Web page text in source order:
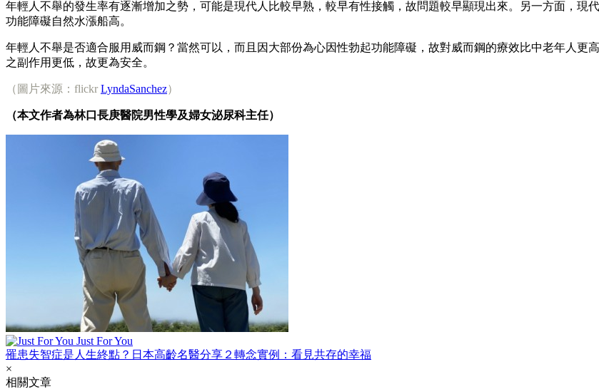
年輕人不舉的發生率有逐漸增加之勢，可能是現代人比較早熟，較早有性接觸，故問題較早顯現出來。另一方面，現
功能障礙自然水漲船高。
年輕人不舉是否適合服用威而鋼？當然可以，而且因大部份為心因性勃起功能障礙，故對威而鋼的療效比中老年人更
之副作用更低，故更為安全。
（圖片來源：flickr LyndaSanchez）
（本文作者為林口長庚醫院男性學及婦女泌尿科主任）
Just For You
罹患失智症是人生終點？日本高齡名醫分享２轉念實例：看見共存的幸福
×
相關文章